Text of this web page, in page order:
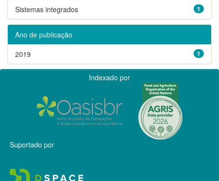
1
Sistemas integrados
Ano de publicação
1
2019
Indexado por
Suportado por